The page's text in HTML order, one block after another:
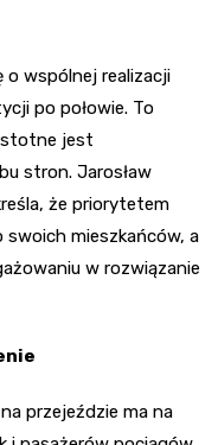
o wspólnej realizacji
po połowie. To
jest
stron. Jarosław
że priorytetem
mieszkańców, a
w rozwiązanie
przejeździe ma na